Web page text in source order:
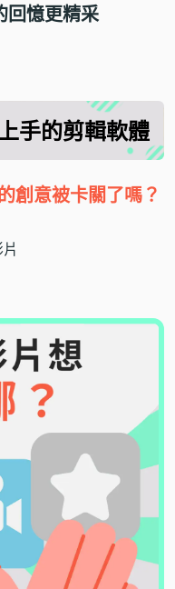
回憶更精采
手的剪輯軟體
創意被卡關了嗎？